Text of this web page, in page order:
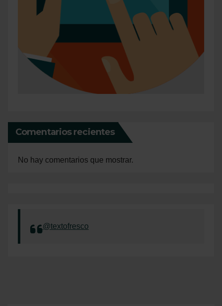
Comentarios recientes
No hay comentarios que mostrar.
@textofresco